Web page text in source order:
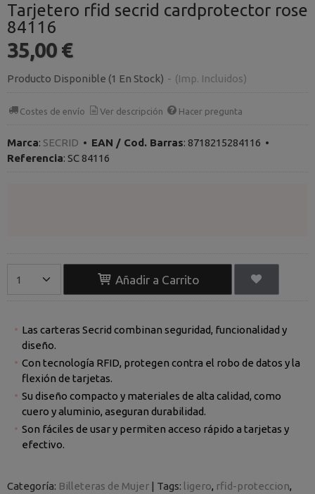
Tarjetero rfid secrid cardprotector rose
84116
35,00 €
Producto Disponible (1 En Stock) - (Imp. Incluidos)
Costes de envío Ver descripción Hacer pregunta
Marca: SECRID • EAN / Cod. Barras: 8718215284116 •
Referencia: SC 84116
Añadir a Carrito
Las carteras Secrid combinan seguridad, funcionalidad y
diseño.
Con tecnología RFID, protegen contra el robo de datos y la
flexión de tarjetas.
Su diseño compacto y materiales de alta calidad, como
cuero y aluminio, aseguran durabilidad.
Son fáciles de usar y permiten acceso rápido a tarjetas y
efectivo.
Categoría: Billeteras de Mujer | Tags: ligero rfid-proteccion